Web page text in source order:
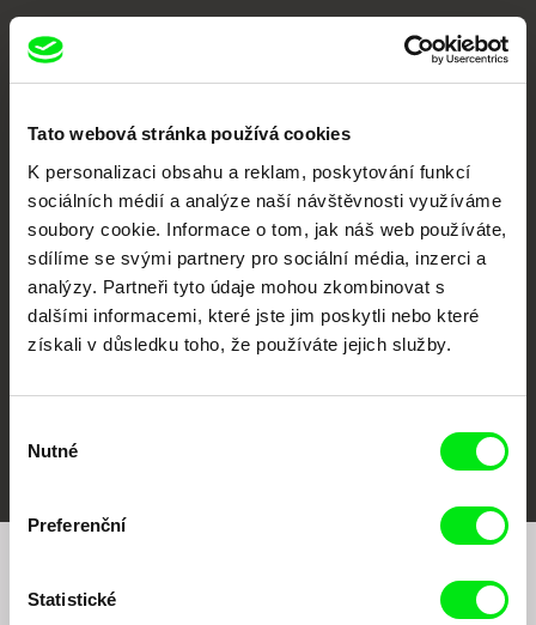
Tato webová stránka používá cookies
K personalizaci obsahu a reklam, poskytování funkcí
sociálních médií a analýze naší návštěvnosti využíváme
soubory cookie. Informace o tom, jak náš web používáte,
sdílíme se svými partnery pro sociální média, inzerci a
analýzy. Partneři tyto údaje mohou zkombinovat s
dalšími informacemi, které jste jim poskytli nebo které
získali v důsledku toho, že používáte jejich služby.
souhlasu
Nutné
Preferenční
Statistické
CPH:DOX Doclisboa
Millennium Docs
Against Gravity
DOK Leipzig
Chcete být pravidelně informováni o našem